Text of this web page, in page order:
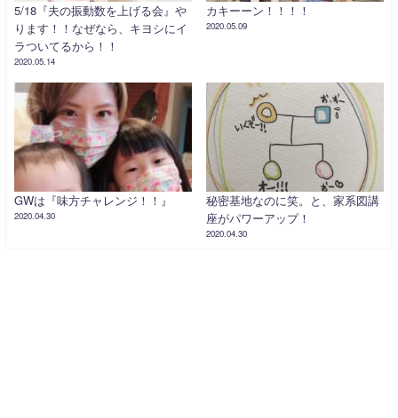
5/18『夫の振動数を上げる会』や
ります！！なぜなら、キヨシにイ
ラついてるから！！
2020.05.14
カキーーン！！！！
2020.05.09
GWは『味方チャレンジ！！』
2020.04.30
秘密基地なのに笑。と、家系図講
座がパワーアップ！
2020.04.30